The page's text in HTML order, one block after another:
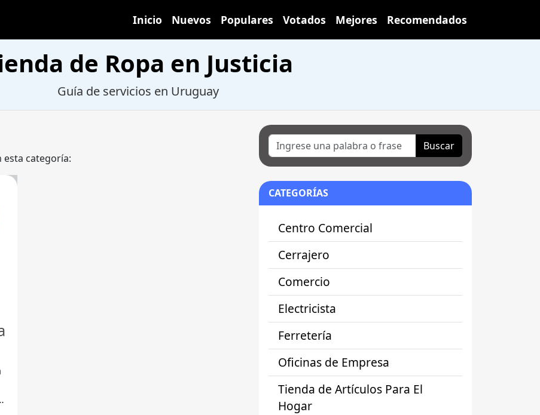
Inicio Nuevos Populares Votados Mejores Recomendados
de Ropa en Justicia
Guía de servicios en Uruguay
esta categoría:
Buscar
CATEGORÍAS
Centro Comercial
Cerrajero
Comercio
Electricista
Ferretería
Oficinas de Empresa
Tienda de Artículos Para El
Hogar